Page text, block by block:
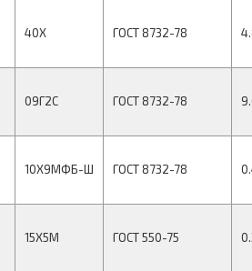
40Х ГОСТ 8732-78
09Г2С ГОСТ 8732-78
10Х9МФБ-Ш ГОСТ 8732-78
15Х5М ГОСТ 550-75